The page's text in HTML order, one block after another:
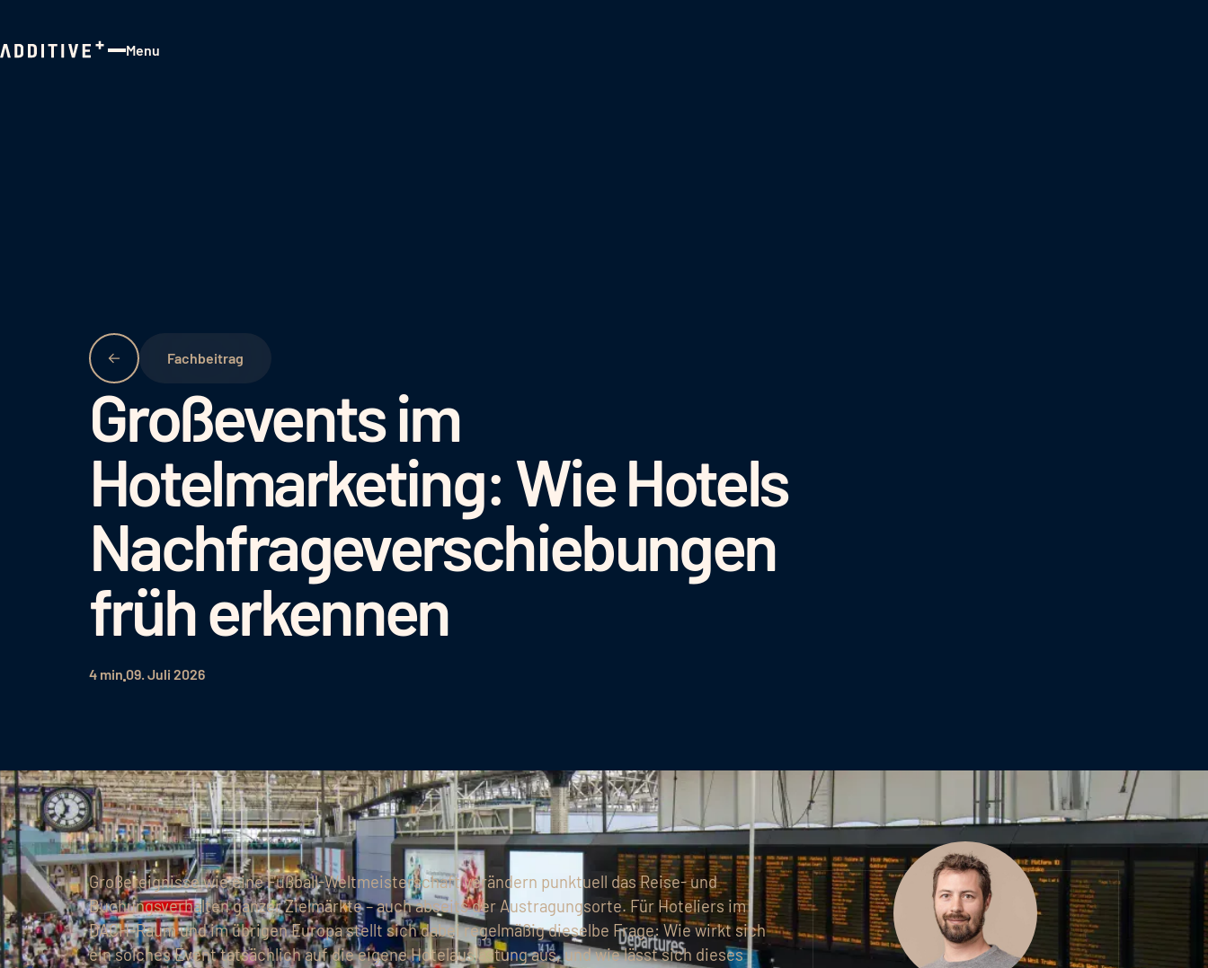
Menu
Fachbeitrag
Großevents im
Hotelmarketing: Wie Hotels
Nachfrageverschiebungen
früh erkennen
4 min 09. Juli 2026
Großereignisse wie eine Fußball-Weltmeisterschaft verändern punktuell das Reise- und
Buchungsverhalten ganzer Zielmärkte – auch abseits der Austragungsorte. Für Hoteliers im
DACH-Raum und im übrigen Europa stellt sich dabei regelmäßig dieselbe Frage: Wie wirkt sich
ein solches Event tatsächlich auf die eigene Hotelauslastung aus, und wie lässt sich dieses